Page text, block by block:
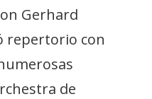
Gerhard
repertorio con
de